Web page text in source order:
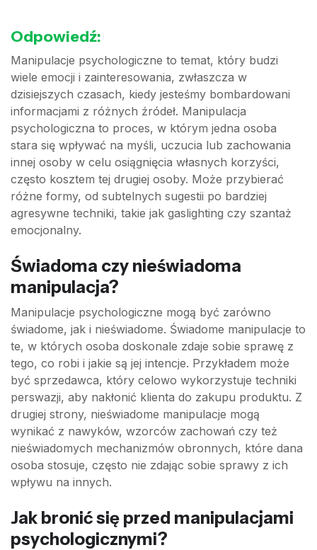
Odpowiedź:
Manipulacje psychologiczne to temat, który budzi
wiele emocji i zainteresowania, zwłaszcza w
dzisiejszych czasach, kiedy jesteśmy bombardowani
informacjami z różnych źródeł. Manipulacja
psychologiczna to proces, w którym jedna osoba
stara się wpływać na myśli, uczucia lub zachowania
innej osoby w celu osiągnięcia własnych korzyści,
często kosztem tej drugiej osoby. Może przybierać
różne formy, od subtelnych sugestii po bardziej
agresywne techniki, takie jak gaslighting czy szantaż
emocjonalny.
Świadoma czy nieświadoma
manipulacja?
Manipulacje psychologiczne mogą być zarówno
świadome, jak i nieświadome. Świadome manipulacje to
te, w których osoba doskonale zdaje sobie sprawę z
tego, co robi i jakie są jej intencje. Przykładem może
być sprzedawca, który celowo wykorzystuje techniki
perswazji, aby nakłonić klienta do zakupu produktu. Z
drugiej strony, nieświadome manipulacje mogą
wynikać z nawyków, wzorców zachowań czy też
nieświadomych mechanizmów obronnych, które dana
osoba stosuje, często nie zdając sobie sprawy z ich
wpływu na innych.
Jak bronić się przed manipulacjami
psychologicznymi?